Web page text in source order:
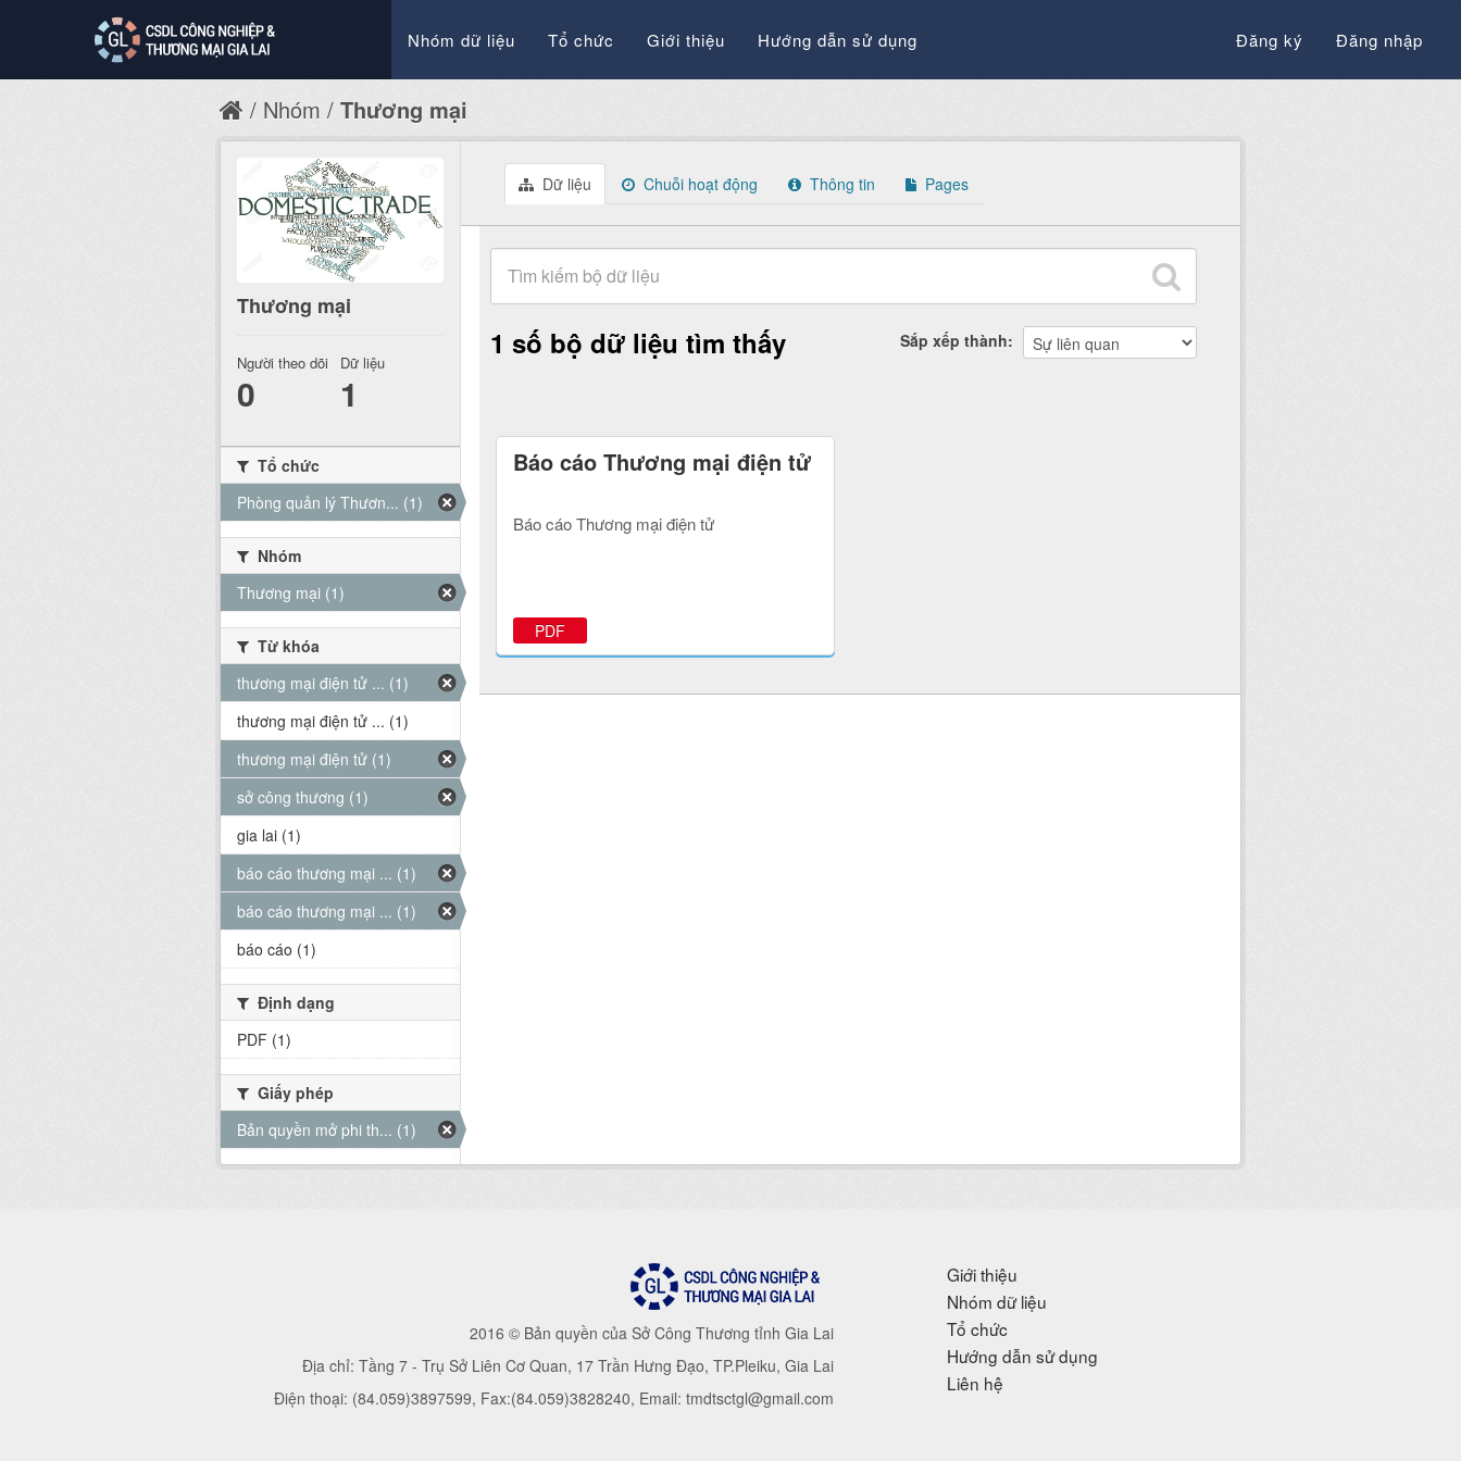
Nhóm dữ liệu Tổ chức Giới thiệu Hướng dẫn sử dụng Đăng ký Đăng nhập
Nhóm Thương mại
Dữ liệu Chuỗi hoạt động Thông tin Pages
Sắp xếp thành
1 số bộ dữ liệu tìm thấy
Báo cáo Thương mại điện tử
Báo cáo Thương mại điện tử
PDF
Thương mại
Người theo dõi
0
Dữ liệu
1
Tổ chức
Phòng quản lý Thươn... (1)
Nhóm
Thương mại (1)
Từ khóa
thương mại điện tử ... (1)
thương mại điện tử ... (1)
thương mại điện tử (1)
sở công thương (1)
gia lai (1)
báo cáo thương mại ... (1)
báo cáo thương mại ... (1)
báo cáo (1)
Định dạng
PDF (1)
Giấy phép
Bản quyền mở phi th... (1)
2016 © Bản quyền của Sở Công Thương tỉnh Gia Lai
Địa chỉ: Tầng 7 - Trụ Sở Liên Cơ Quan, 17 Trần Hưng Đạo, TP.Pleiku, Gia Lai
Điện thoại: (84.059)3897599, Fax:(84.059)3828240, Email: tmdtsctgl@gmail.com
Giới thiệu
Nhóm dữ liệu
Tổ chức
Hướng dẫn sử dụng
Liên hệ